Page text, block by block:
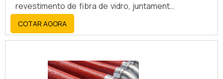
revestimento de fibra de vidro, juntamente
com o aço inoxidável, oferece alta
resistência, durabilidade, flexibilidade e
resistência a altas temperaturas, corrosão
COTAR AGORA